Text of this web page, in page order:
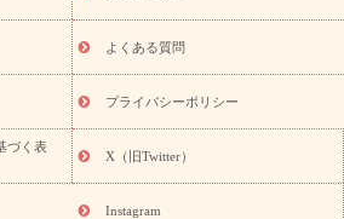
り・お中元・暑中見舞い 花のギフト特集
ト・プレゼント特集
敬老の日 花のおすすめランキング
敬
・プレゼント特集
敬老の日 花とセットギ
敬老の日の花 全てのギフト一覧
キャン
ガーディアンズ』コラボキャンペーン
」キャンペーン
誕生日の花を探す
誕生日フラワーギフト特集
よくある質問
プライバシーポリシー
づく表
X（旧Twitter）
Instagram